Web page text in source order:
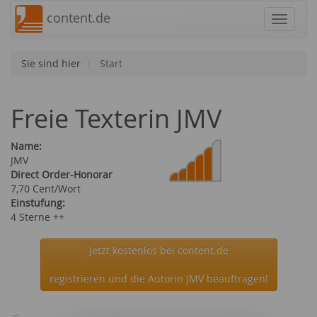
content.de
Sie sind hier Start
Freie Texterin JMV
Name:
JMV
Direct Order-Honorar
7,70 Cent/Wort
Einstufung:
4 Sterne ++
Jetzt kostenlos bei content.de
registrieren und die Autorin JMV beauftragen!